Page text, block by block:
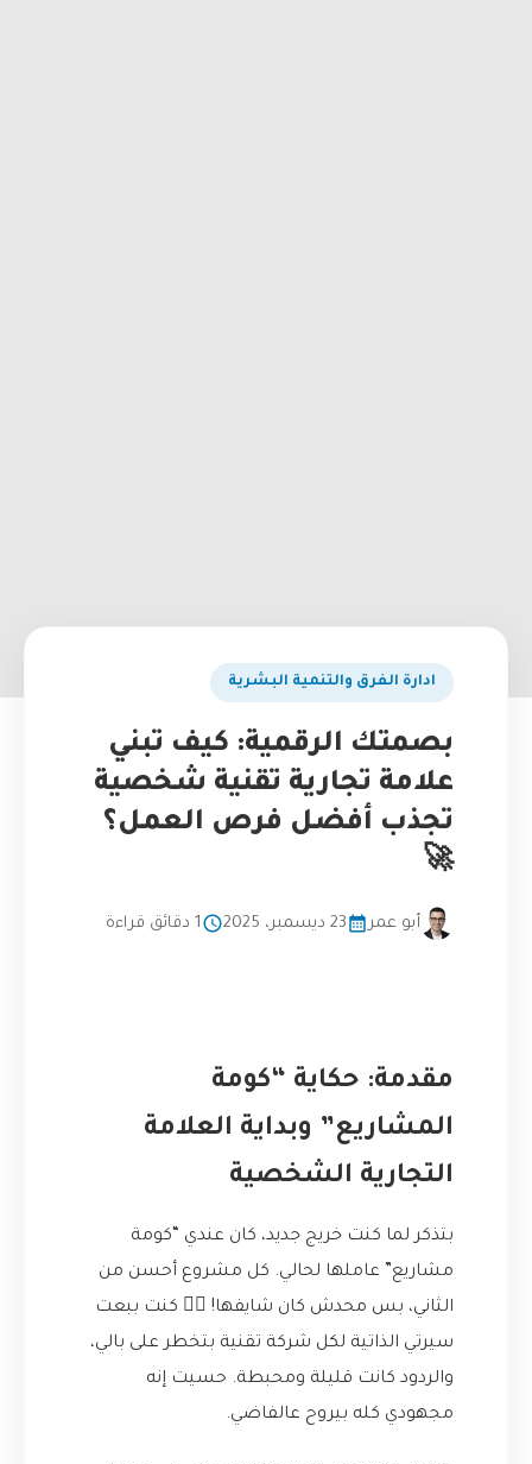
ادارة الفرق والتنمية البشرية
بصمتك الرقمية: كيف تبني
علامة تجارية تقنية شخصية
تجذب أفضل فرص العمل؟
🚀
أبو عمر 23 ديسمبر، 2025 1 دقائق قراءة
مقدمة: حكاية “كومة
المشاريع” وبداية العلامة
التجارية الشخصية
بتذكر لما كنت خريج جديد، كان عندي “كومة
مشاريع” عاملها لحالي. كل مشروع أحسن من
الثاني، بس محدش كان شايفها! 🤷‍♂️ كنت ببعت
سيرتي الذاتية لكل شركة تقنية بتخطر على بالي،
والردود كانت قليلة ومحبطة. حسيت إنه
مجهودي كله بيروح عالفاضي.